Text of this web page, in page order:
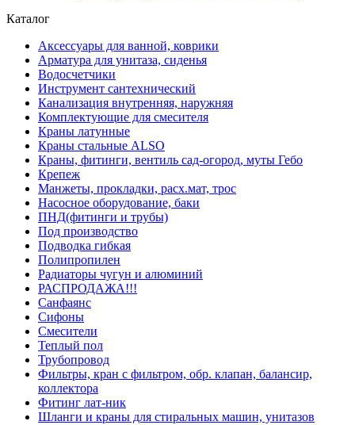
Каталог
Аксессуары для ванной, коврики
Арматура для унитаза, сиденья
Водосчетчики
Инструмент сантехнический
Канализация внутренняя, наружняя
Комплектующие для смесителя
Краны латунные
Краны стальные ALSO
Краны, фитинги, вентиль сад-огород, муты Гебо
Крепеж
Манжеты, прокладки, расх.мат, трос
Насосное оборудование, баки
ПНД(фитинги и трубы)
Под производство
Подводка гибкая
Полипропилен
Радиаторы чугун и алюминий
РАСПРОДАЖА!!!
Санфаянс
Сифоны
Смесители
Теплый пол
Трубопровод
Фильтры, кран с фильтром, обр. клапан, балансир,
коллектора
Фитинг лат-ник
Шланги и краны для стиральных машин, унитазов